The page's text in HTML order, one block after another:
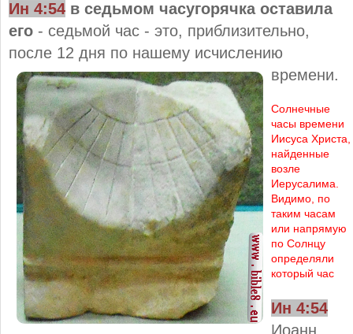
Ин 4:54 в седьмом часугорячка оставила
его - седьмой час - это, приблизительно,
после 12 дня по нашему исчислению
времени.
Солнечные
часы времени
Иисуса Христа,
найденные
возле
Иерусалима.
Видимо, по
таким часам
или напрямую
по Солнцу
определяли
который час
Ин 4:54
Иоанн